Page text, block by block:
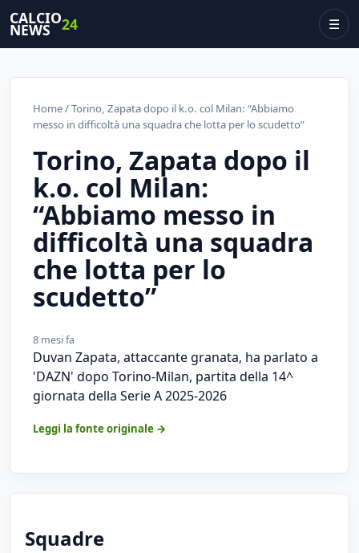
CALCIO
NEWS 24 ☰
Home/ Torino, Zapata dopo il k.o. col Milan: “Abbiamo
messo in difficoltà una squadra che lotta per lo scudetto”
Torino, Zapata dopo il
k.o. col Milan:
“Abbiamo messo in
difficoltà una squadra
che lotta per lo
scudetto”
8 mesi fa
Duvan Zapata, attaccante granata, ha parlato a
'DAZN' dopo Torino-Milan, partita della 14^
giornata della Serie A 2025-2026
Leggi la fonte originale →
Squadre